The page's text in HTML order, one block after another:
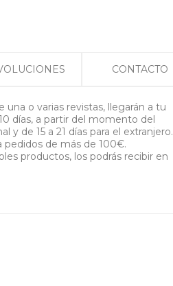
CONTACTO
una o varias revistas, llegarán a tu
días, a partir del momento del
y de 15 a 21 días para el extranjero.
pedidos de más de 100€.
productos, los podrás recibir en